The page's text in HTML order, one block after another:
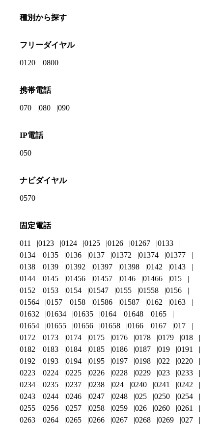
種別から探す
フリーダイヤル
0120 0800
携帯電話
070 080 090
IP電話
050
ナビダイヤル
0570
固定電話
011 0123 0124 0125 0126 01267
0133
0134
0135 0136 0137 01372 01374
01377
0138
0139 01392 01397 01398 0142
0143
0144
0145 01456 01457 0146 01466
015
0152
0153 0154 01547 0155 01558
0156
01564
0157 0158 01586 01587 0162
0163
01632
01634 01635 0164 01648
0165
01654
01655 01656 01658 0166 0167
017
0172
0173 0174 0175 0176 0178 0179
018
0182
0183 0184 0185 0186 0187 019
0191
0192
0193 0194 0195 0197 0198 022
0220
0223
0224 0225 0226 0228 0229 023
0233
0234
0235 0237 0238 024 0240 0241
0242
0243
0244 0246 0247 0248 025 0250
0254
0255
0256 0257 0258 0259 026 0260
0261
0263
0264 0265 0266 0267 0268 0269 027